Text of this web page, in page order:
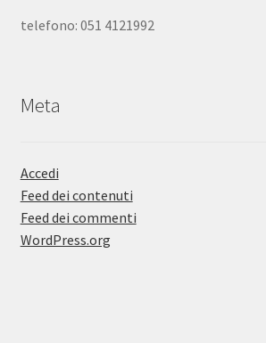
telefono: 051 4121992
Meta
Accedi
Feed dei contenuti
Feed dei commenti
WordPress.org